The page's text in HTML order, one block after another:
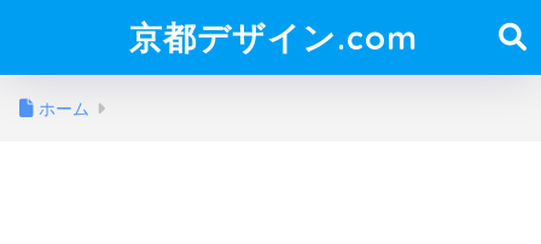
京都デザイン.com
ホーム